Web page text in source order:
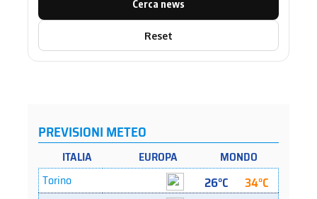
Cerca news
Reset